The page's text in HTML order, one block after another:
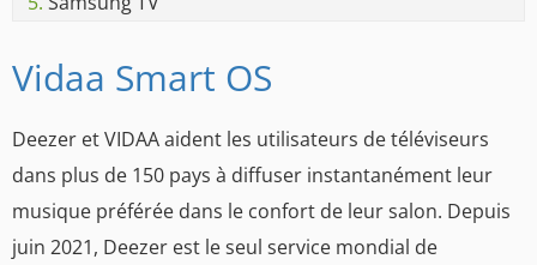
Vidaa Smart OS
Deezer et VIDAA aident les utilisateurs de téléviseurs
dans plus de 150 pays à diffuser instantanément leur
musique préférée dans le confort de leur salon. Depuis
juin 2021, Deezer est le seul service mondial de